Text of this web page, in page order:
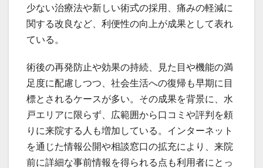
少ない治療法や新しい術式の採用、痛みの軽減に
関する改良など、利便性の向上が成果として表れ
ている。
術後の再発防止や効果の持続、見た目や機能の満
足度に配慮しつつ、社会生活への復帰も早期に目
標とされるケースが多い。その成果を背景に、水
戸エリアに限らず、広範囲から口コミや評判を頼
りに来院する人も増加している。インターネット
を通じた情報公開や相談窓口の拡充により、来院
前に詳細な事前情報を得られる点も利用者にとっ